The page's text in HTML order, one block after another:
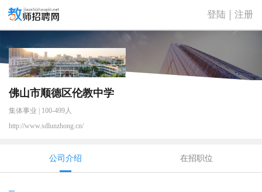
登陆 注册
佛山市顺德区伦教中学
集体事业 | 100-499人
http://www.sdlunzhong.cn/
公司介绍 在招职位